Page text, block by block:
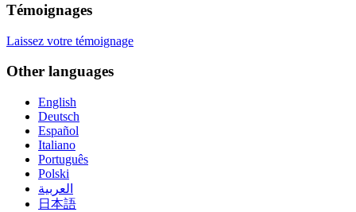
Témoignages
Laissez votre témoignage
Other languages
English
Deutsch
Español
Italiano
Português
Polski
العربية
日本語